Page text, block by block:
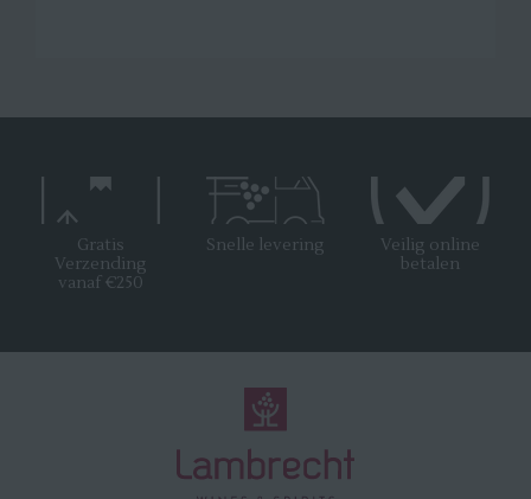
Gratis
Verzending
vanaf €250
Snelle levering
Veilig online
betalen